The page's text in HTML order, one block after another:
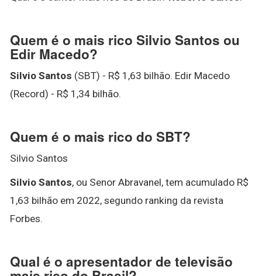
Quem é o mais rico Silvio Santos ou
Edir Macedo?
Silvio Santos (SBT) - R$ 1,63 bilhão. Edir Macedo
(Record) - R$ 1,34 bilhão.
Quem é o mais rico do SBT?
Silvio Santos
Silvio Santos, ou Senor Abravanel, tem acumulado R$
1,63 bilhão em 2022, segundo ranking da revista
Forbes.
Qual é o apresentador de televisão